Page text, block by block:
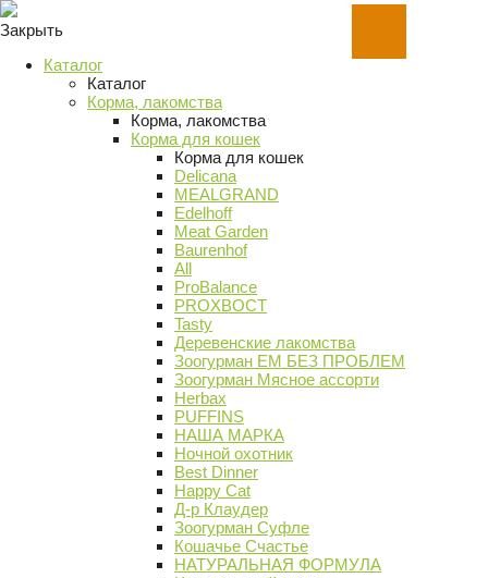
Закрыть
Каталог
Каталог
Корма, лакомства
Корма, лакомства
Корма для кошек
Корма для кошек
Delicana
MEALGRAND
Edelhoff
Meat Garden
Baurenhof
All
ProBalance
PROХВОСТ
Tasty
Деревенские лакомства
Зоогурман ЕМ БЕЗ ПРОБЛЕМ
Зоогурман Мясное ассорти
Herbax
PUFFINS
НАША МАРКА
Ночной охотник
Best Dinner
Happy Cat
Д-р Клаудер
Зоогурман Суфле
Кошачье Счастье
НАТУРАЛЬНАЯ ФОРМУЛА